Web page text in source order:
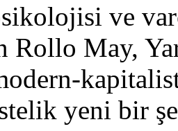
ve
Rollo May,
yeni bir